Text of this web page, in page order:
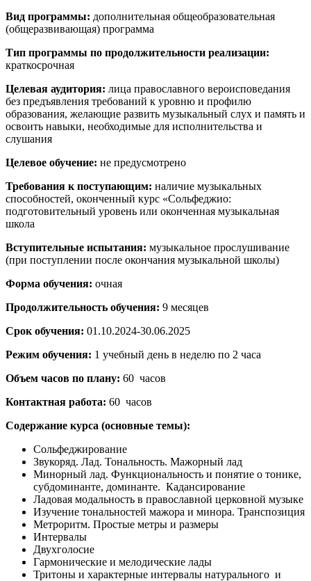
Вид программы: дополнительная общеобразовательная
(общеразвивающая) программа
Тип программы по продолжительности реализации:
краткосрочная
Целевая аудитория: лица православного вероисповедания
без предъявления требований к уровню и профилю
образования, желающие развить музыкальный слух и память и
освоить навыки, необходимые для исполнительства и
слушания
Целевое обучение: не предусмотрено
Требования к поступающим: наличие музыкальных
способностей, оконченный курс «Сольфеджио:
подготовительный уровень или оконченная музыкальная
школа
Вступительные испытания: музыкальное прослушивание
(при поступлении после окончания музыкальной школы)
Форма обучения: очная
Продолжительность обучения: 9 месяцев
Срок обучения: 01.10.2024-30.06.2025
Режим обучения: 1 учебный день в неделю по 2 часа
Объем часов по плану: 60 часов
Контактная работа: 60 часов
Содержание курса (основные темы):
Сольфеджирование
Звукоряд. Лад. Тональность. Мажорный лад
Минорный лад. Функциональность и понятие о тонике,
субдоминанте, доминанте. Кадансирование
Ладовая модальность в православной церковной музыке
Изучение тональностей мажора и минора. Транспозиция
Метроритм. Простые метры и размеры
Интервалы
Двухголосие
Гармонические и мелодические лады
Тритоны и характерные интервалы натурального и